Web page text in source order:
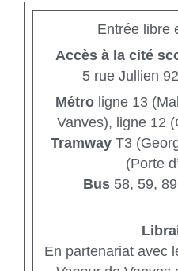
Entrée libre
Accès à la cité
5 rue Jullien
Métro ligne 13
Vanves), ligne 12
Tramway T3
(Porte
Bus 58, 59,
En partenariat avec